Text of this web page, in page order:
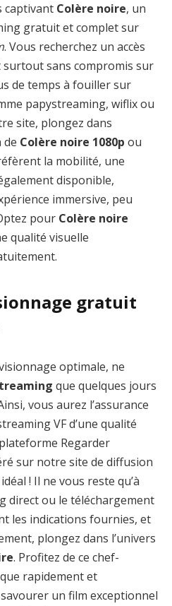
captivant Colère noire, un
gratuit et complet sur
. Vous recherchez un accès
surtout sans compromis sur
de temps à fouiller sur
papystreaming, wiflix ou
site, plongez dans
de Colère noire 1080p ou
la mobilité, une
disponible,
immersive, peu
pour Colère noire
qualité visuelle
gratuit
optimale, ne
que quelques jours
vous aurez l’assurance
VF d’une qualité
Regarder
sur notre site de diffusion
! Il ne vous reste qu’à
direct ou le téléchargement
les indications fournies, et
plongez dans l’univers
. Profitez de ce chef-
rapidement et
un film exceptionnel